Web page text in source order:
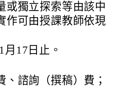
或獨立探索等由該中
作可由授課教師依現
17日止。
諮詢（撰稿）費；